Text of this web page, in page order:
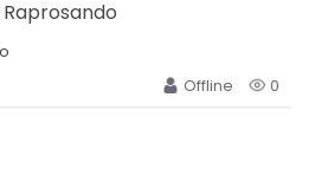
Offline
0